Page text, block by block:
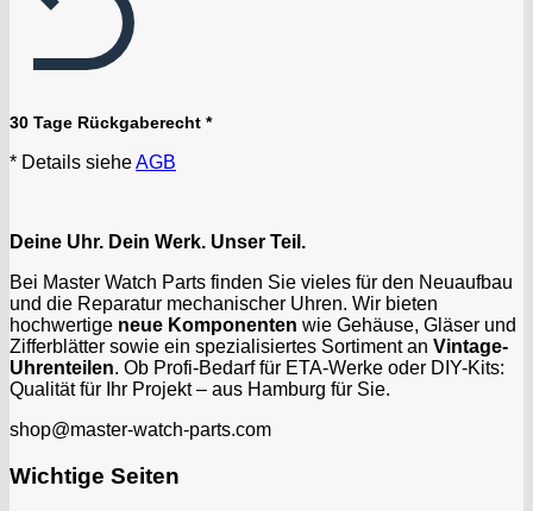
30 Tage Rückgaberecht *
* Details sieheAGB
Deine Uhr. Dein Werk. Unser Teil.
Bei Master Watch Parts finden Sie vieles für den Neuaufbau
und die Reparatur mechanischer Uhren. Wir bieten
hochwertige neue Komponenten wie Gehäuse, Gläser und
Zifferblätter sowie ein spezialisiertes Sortiment an Vintage-
Uhrenteilen. Ob Profi-Bedarf für ETA-Werke oder DIY-Kits:
Qualität für Ihr Projekt – aus Hamburg für Sie.
shop@master-watch-parts.com
Wichtige Seiten